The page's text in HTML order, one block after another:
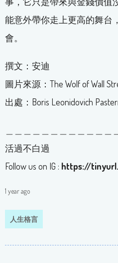
能意外帶你走上更高的舞台
會。
撰文：安迪
圖片來源：The Wolf of Wall
出處：Boris Leonidovich
活過不白過
Follow us on IG : https://
1 year ago
人生格言